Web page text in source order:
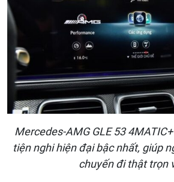
Mercedes-AMG GLE 53
tiện nghi hiện đại bậc nhất, giúp
chuyến đi thật trọn